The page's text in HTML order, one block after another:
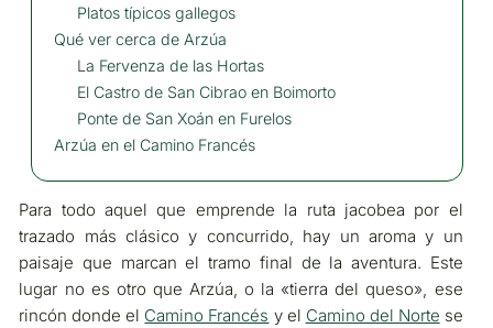
Platos típicos gallegos
Qué ver cerca de Arzúa
La Fervenza de las Hortas
El Castro de San Cibrao en Boimorto
Ponte de San Xoán en Furelos
Arzúa en el Camino Francés
Para todo aquel que emprende la ruta jacobea por el
trazado más clásico y concurrido, hay un aroma y un
paisaje que marcan el tramo final de la aventura. Este
lugar no es otro que Arzúa, o la «tierra del queso», ese
rincón donde el Camino Francés y el Camino del Norte se